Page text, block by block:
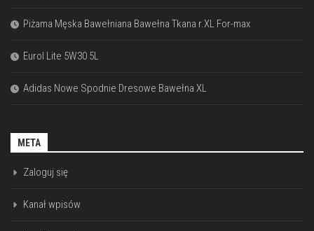
Piżama Męska Bawełniana Bawełna Tkana r.XL For-max
Eurol Lite 5W30 5L
Adidas Nowe Spodnie Dresowe Bawełna XL
META
Zaloguj się
Kanał wpisów